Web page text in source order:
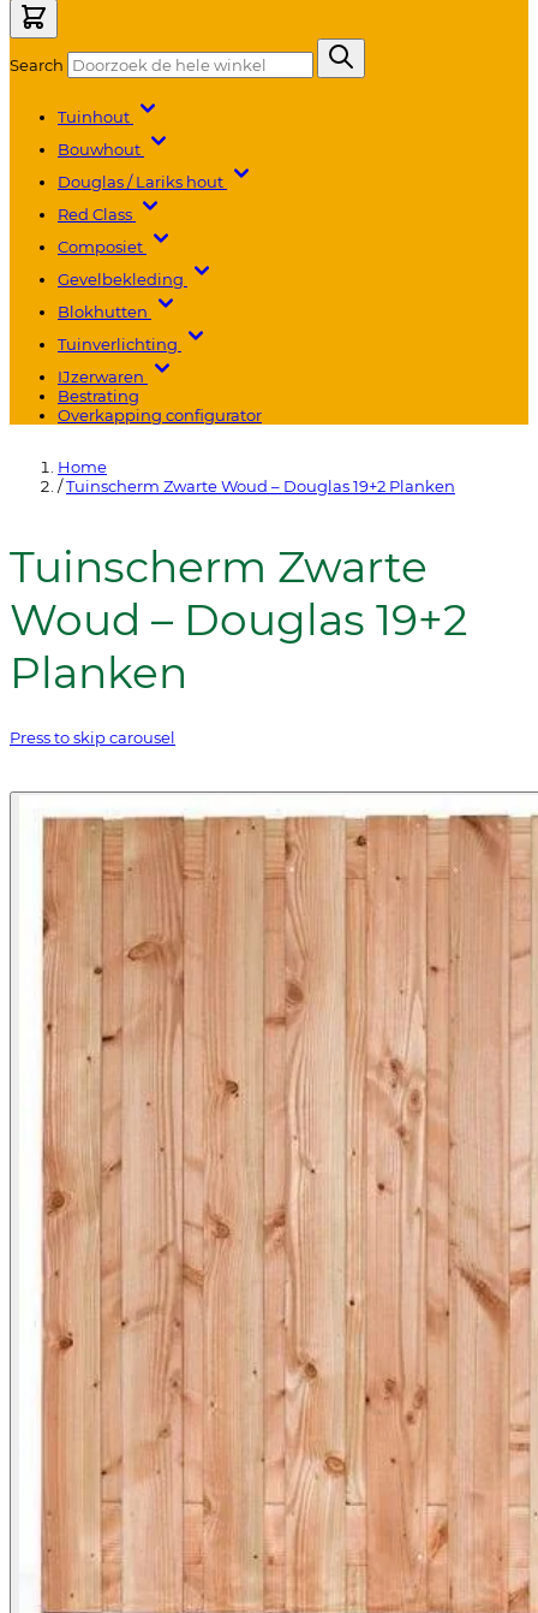
Search
Tuinhout
Bouwhout
Douglas / Lariks hout
Red Class
Composiet
Gevelbekleding
Blokhutten
Tuinverlichting
IJzerwaren
Bestrating
Overkapping configurator
Home
/Tuinscherm Zwarte Woud – Douglas 19+2 Planken
Tuinscherm Zwarte
Woud – Douglas 19+2
Planken
Press to skip carousel